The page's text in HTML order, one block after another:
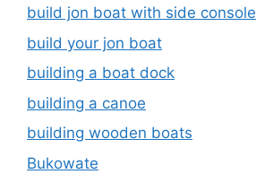
build jon boat with side console
build your jon boat
building a boat dock
building a canoe
building wooden boats
Bukowate